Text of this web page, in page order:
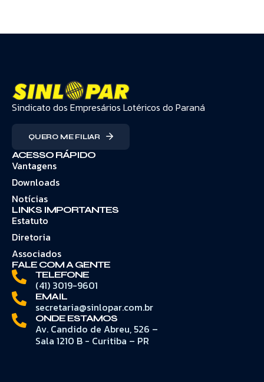
Sindicato dos Empresários Lotéricos do Paraná
QUERO ME FILIAR
ACESSO RÁPIDO
Vantagens
Downloads
Notícias
LINKS IMPORTANTES
Estatuto
Diretoria
Associados
FALE COM A GENTE
TELEFONE
(41) 3019-9601
EMAIL
secretaria@sinlopar.com.br
ONDE ESTAMOS
Av. Candido de Abreu, 526 –
Sala 1210 B - Curitiba – PR